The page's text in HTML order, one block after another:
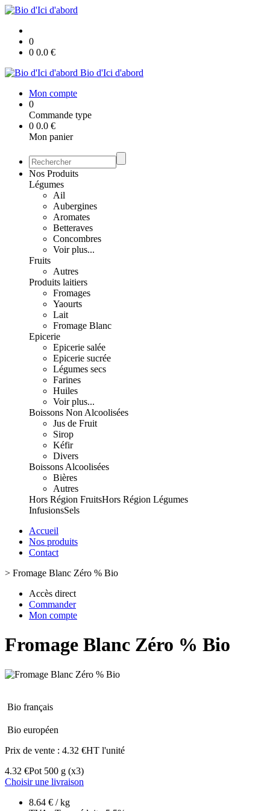
0
0 0.0 €
Bio d'Ici d'abord
Mon compte
0
Commande type
0 0.0 €
Mon panier
Nos Produits
Légumes
Ail
Aubergines
Aromates
Betteraves
Concombres
Voir plus...
Fruits
Autres
Produits laitiers
Fromages
Yaourts
Lait
Fromage Blanc
Epicerie
Epicerie salée
Epicerie sucrée
Légumes secs
Farines
Huiles
Voir plus...
Boissons Non Alcoolisées
Jus de Fruit
Sirop
Kéfir
Divers
Boissons Alcoolisées
Bières
Autres
Hors Région FruitsHors Région Légumes
InfusionsSels
Accueil
Nos produits
Contact
> Fromage Blanc Zéro % Bio
Accès direct
Commander
Mon compte
Fromage Blanc Zéro % Bio
Bio français
Bio européen
Prix de vente : 4.32 €HT l'unité
4.32 €Pot 500 g (x3)
Choisir une livraison
8.64 € / kg